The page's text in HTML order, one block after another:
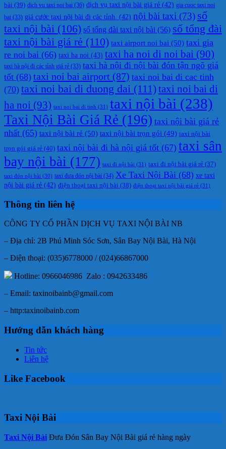
bài (39) dich vu taxi noi bai (36) dịch vụ taxi nội bài giá rẻ (42) gia cuoc taxi noi
bai (33) giá cước taxi nội bài đi các tỉnh. (42) nội bài taxi (73) số
taxi nội bài (106) số tổng đài taxi nội bài (56) số tổng đài
taxi nội bài giá rẻ (110) taxi airport noi bai (50) taxi gia
re noi bai (66) taxi ha noi (43) taxi ha noi di noi bai (90)
taxi hà nội đi các tỉnh giá rẻ (33) taxi hà nội đi nội bài đón tận ngõ giá
tốt (68) taxi noi bai airport (87) taxi noi bai di cac tinh
(70) taxi noi bai di duong dai (111)taxi noi bai di
ha noi (93) taxi noi bai di tinh (31) taxi nội bài (238)
Taxi Nội Bài Giá Rẻ (196) taxi nội bài giá rẻ
nhất (65) taxi nội bài rẻ (50) taxi nội bài trọn gói (49) taxi nội bài
trọn gói giá rẻ (40) taxi nội bài đi hà nội giá tốt (67) taxi sân
bay nội bài (177) taxi đi nội bài (31) taxi đi nội bài giá rẻ (37)
taxi đón nội bài (30) taxi đưa đón nội bài (34) Xe Taxi Nội Bài (68) xe taxi
nội bài giá rẻ (42) điện thoại taxi nội bài (38) điện thoại taxi nội bài giá rẻ (31)
Thông tin liên hệ
CÔNG TY CỔ PHẦN DỊCH VỤ TAXI NỘI BÀI NB
– Địa chỉ: 2B Phú Minh Sóc Sơn, Sân Bay Nội Bài, Hà Nội
– Điện thoại: (035)6778000 / (024)66867000
Hotline: 0966046986 Zalo : 0942633486
– Email: taxinoibainb@gmail.com
– http:taxinoibainb.com
Hướng dẫn khách hàng
Tin tức
Liên hệ
Like Facebook
Taxi Nội Bài
Taxi Nội Bài Đưa Đón Sân Bay Nội Bài giá rẻ hàng ngày